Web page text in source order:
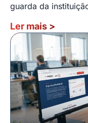
guarda da
Ler mais >